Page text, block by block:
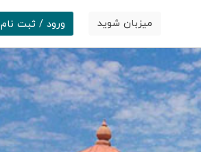
میزبان شوید ورود / ثبت نام